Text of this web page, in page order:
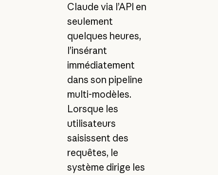
Claude via l’API en
seulement
quelques heures,
l’insérant
immédiatement
dans son pipeline
multi-modèles.
Lorsque les
utilisateurs
saisissent des
requêtes, le
système dirige les